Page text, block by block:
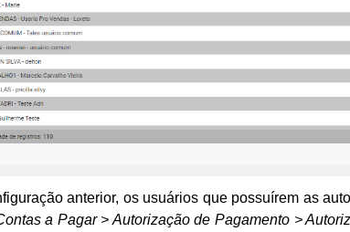
anterior, os usuários que possuírem as
a Pagar > Autorização de Pagamento >